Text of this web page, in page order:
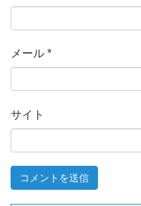
メール *
サイト